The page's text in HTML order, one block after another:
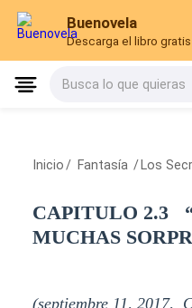
Buenovela
Descarga el libro
Busca lo que quieras
Inicio / Fantasía / Los
CAPITULO 2.3
MUCHAS
(septiembre 11, 2017,